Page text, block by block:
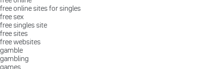
free online sites for singles
free sex
free singles site
free sites
free websites
gamble
gambling
games